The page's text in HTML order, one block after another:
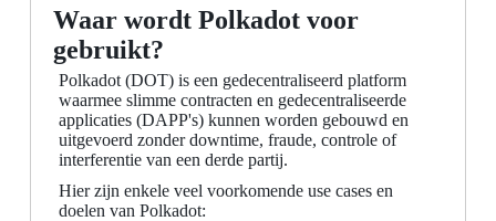
Waar wordt Polkadot voor
gebruikt?
Polkadot (DOT) is een gedecentraliseerd platform
waarmee slimme contracten en gedecentraliseerde
applicaties (DAPP's) kunnen worden gebouwd en
uitgevoerd zonder downtime, fraude, controle of
interferentie van een derde partij.
Hier zijn enkele veel voorkomende use cases en
doelen van Polkadot: